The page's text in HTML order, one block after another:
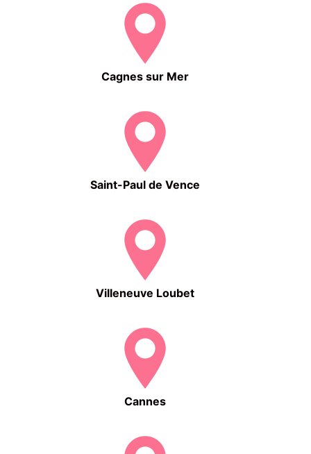
Cagnes sur Mer
Saint-Paul de Vence
Villeneuve Loubet
Cannes